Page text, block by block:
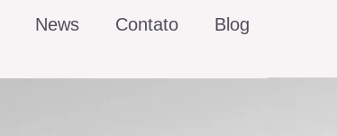
News Contato Blog